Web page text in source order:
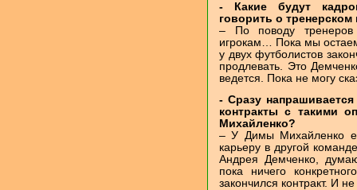
- Какие будут
говорить о тренерском
– По поводу
игрокам… Пока мы
у двух футболистов
продлевать. Это
ведется. Пока не могу
- Сразу
контракты с такими
Михайленко?
– У Димы Михайленко
карьеру в другой
Андрея Демченко,
пока ничего
закончился контракт. И